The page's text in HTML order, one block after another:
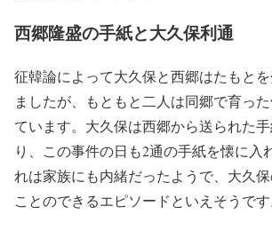
西郷隆盛の手紙と大久保利通
征韓論によって大久保と西郷はたもと
ましたが、もともと二人は同郷で育っ
ています。大久保は西郷から送られた
り、この事件の日も2通の手紙を懐に入
れは家族にも内緒だったようで、大久
ことのできるエピソードといえそうです